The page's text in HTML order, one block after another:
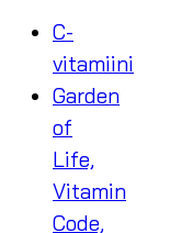
C-
vitamiini
Garden
of
Life,
Vitamin
Code,